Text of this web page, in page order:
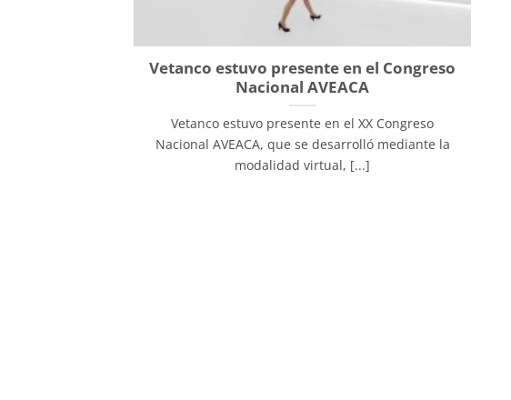
Vetanco estuvo presente en el Congreso
Nacional AVEACA
Vetanco estuvo presente en el XX Congreso
Nacional AVEACA, que se desarrolló mediante la
modalidad virtual, [...]